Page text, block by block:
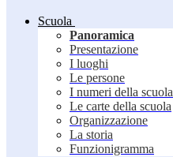
Scuola
Panoramica
Presentazione
I luoghi
Le persone
I numeri della scuola
Le carte della scuola
Organizzazione
La storia
Funzionigramma